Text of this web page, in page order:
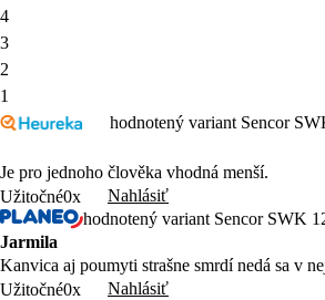
4
3
2
1
hodnotený variant Sencor
Je pro jednoho člověka vhodná menší.
Užitočné0x
Nahlásiť
hodnotený variant Sencor SWK
Jarmila
Kanvica aj poumyti strašne smrdí nedá sa v
Užitočné0x
Nahlásiť